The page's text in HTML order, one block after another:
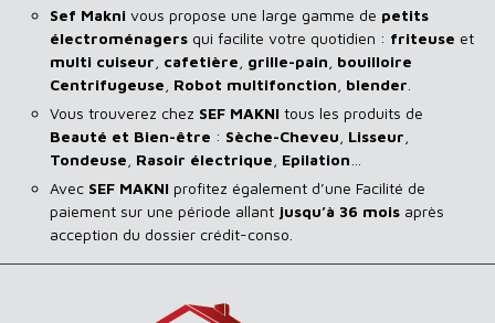
Sef Makni vous propose une large gamme de petits
électroménagers qui facilite votre quotidien : friteuse et
multi cuiseur cafetière grille-pain bouilloire
Centrifugeuse Robot multifonction blender
Vous trouverez chez SEF MAKNI tous les produits de
Beauté et Bien-être : Sèche-Cheveu Lisseur
Tondeuse Rasoir électrique Epilation
Avec SEF MAKNI profitez également d’une Facilité de
paiement sur une période allant jusqu’à 36 mois après
acception du dossier crédit-conso.